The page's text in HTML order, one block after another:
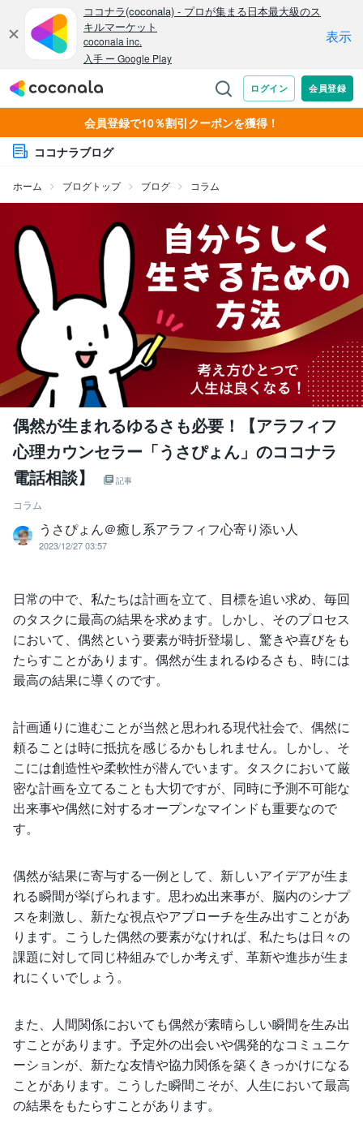
会員登録で10％割引クーポンを獲得！
ココナラブログ
ホーム ブログトップ ブログ コラム
偶然が生まれるゆるさも必要！【アラフィフ
心理カウンセラー「うさぴょん」のココナラ
電話相談】
記事
コラム
うさぴょん＠癒し系アラフィフ心寄り添い人
2023/12/27 03:57
日常の中で、私たちは計画を立て、目標を追い求め、毎回
のタスクに最高の結果を求めます。しかし、そのプロセス
において、偶然という要素が時折登場し、驚きや喜びをも
たらすことがあります。偶然が生まれるゆるさも、時には
最高の結果に導くのです。
計画通りに進むことが当然と思われる現代社会で、偶然に
頼ることは時に抵抗を感じるかもしれません。しかし、そ
こには創造性や柔軟性が潜んでいます。タスクにおいて厳
密な計画を立てることも大切ですが、同時に予測不可能な
出来事や偶然に対するオープンなマインドも重要なので
す。
偶然が結果に寄与する一例として、新しいアイデアが生ま
れる瞬間が挙げられます。思わぬ出来事が、脳内のシナプ
スを刺激し、新たな視点やアプローチを生み出すことがあ
ります。こうした偶然の要素がなければ、私たちは日々の
課題に対して同じ枠組みでしか考えず、革新や進歩が生ま
れにくいでしょう。
また、人間関係においても偶然が素晴らしい瞬間を生み出
すことがあります。予定外の出会いや偶発的なコミュニケ
ーションが、新たな友情や協力関係を築くきっかけになる
ことがあります。こうした瞬間こそが、人生において最高
の結果をもたらすことがあります。